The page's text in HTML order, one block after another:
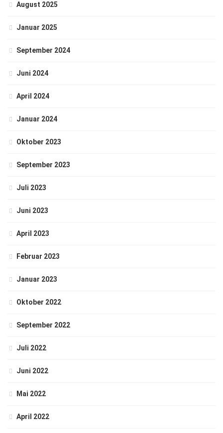
August 2025
Januar 2025
September 2024
Juni 2024
April 2024
Januar 2024
Oktober 2023
September 2023
Juli 2023
Juni 2023
April 2023
Februar 2023
Januar 2023
Oktober 2022
September 2022
Juli 2022
Juni 2022
Mai 2022
April 2022